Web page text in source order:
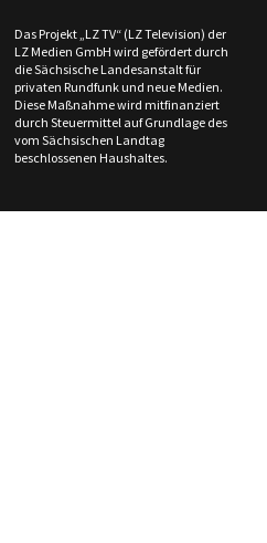
Das Projekt „LZ TV“ (LZ Television) der
LZ Medien GmbH wird gefördert durch
die Sächsische Landesanstalt für
privaten Rundfunk und neue Medien.
Diese Maßnahme wird mitfinanziert
durch Steuermittel auf Grundlage des
vom Sächsischen Landtag
beschlossenen Haushaltes.